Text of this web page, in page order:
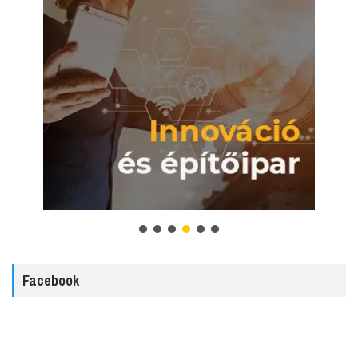
Facebook